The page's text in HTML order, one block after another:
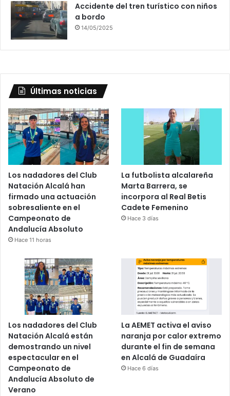
Accidente del tren turístico con niños
a bordo
14/05/2025
Últimas noticias
Los nadadores del Club
Natación Alcalá han
firmado una actuación
sobresaliente en el
Campeonato de
Andalucía Absoluto
Hace 11 horas
La futbolista alcalareña
Marta Barrera, se
incorpora al Real Betis
Cadete Femenino
Hace 3 días
Los nadadores del Club
Natación Alcalá están
demostrando un nivel
espectacular en el
Campeonato de
Andalucía Absoluto de
Verano
La AEMET activa el aviso
naranja por calor extremo
durante el fin de semana
en Alcalá de Guadaíra
Hace 6 días